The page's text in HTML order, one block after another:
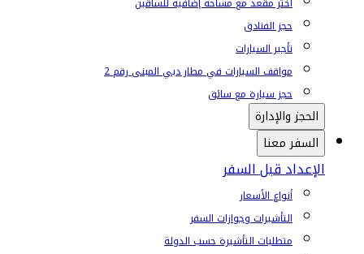
حجز الفنادق
تأجير السيارات
مواقف السيارات في مطار دبي المبنى رقم 2
حجز سيارة مع سائق
الحجز والإدارة
السفر معنا
الإعداد قبل السفر
أنواع الأسعار
التأشيرات وجوازات السفر
متطلبات التأشيرة حسب الدولة